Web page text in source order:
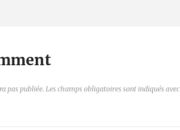
pas publiée. Les champs obligatoires sont indiqués avec